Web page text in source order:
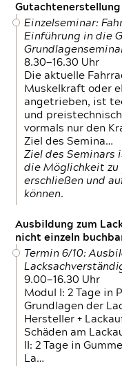
Einzelseminar:
Einführung in die
8.30—16.30 Uhr
Die aktuelle
Muskelkraft oder
angetrieben, ist
und
vormals nur den
Ziel des Semina…
Ziel des Seminars
die Möglichkeit zu
erschließen und
können.
Ausbildung zum
nicht einzeln
Termin 6/10:
9.00—16.30 Uhr
Modul I: 2 Tage in
Grundlagen der
Hersteller +
Schäden am
II: 2 Tage in
La…